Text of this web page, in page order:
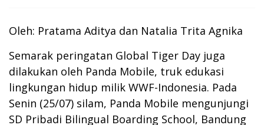
Oleh: Pratama Aditya dan Natalia Trita Agnika
Semarak peringatan Global Tiger Day juga
dilakukan oleh Panda Mobile, truk edukasi
lingkungan hidup milik WWF-Indonesia. Pada
Senin (25/07) silam, Panda Mobile mengunjungi
SD Pribadi Bilingual Boarding School, Bandung